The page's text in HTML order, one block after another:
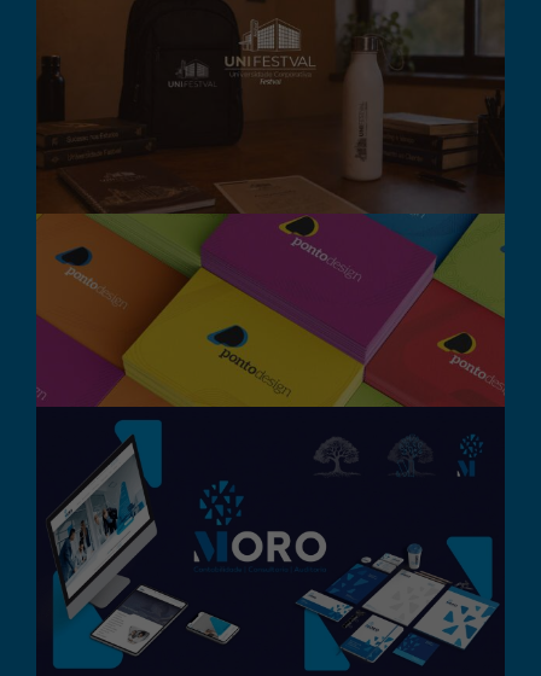
UniFestval – Marca e
Identidade Visual
Destaque
Pontodesign – Rebrand
Branding
Moro Consultoria Contábil
Branding Destaque Digital Embalagem